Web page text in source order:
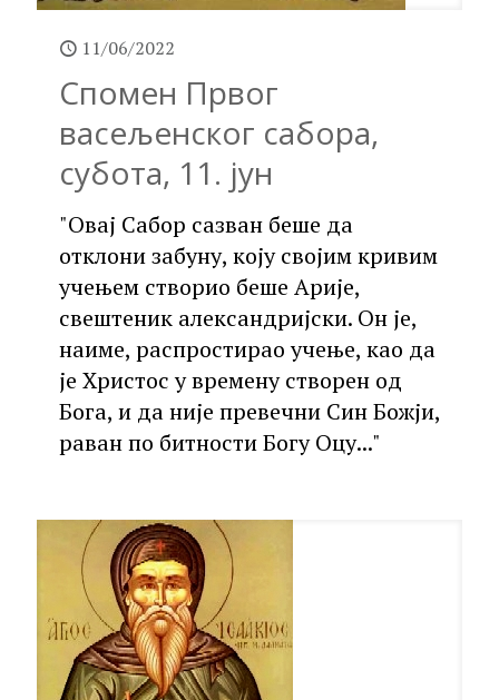
11/06/2022
Спомен Првог
васељенског сабора,
субота, 11. јун
"Овај Сабор сазван беше да
отклони забуну, коју својим кривим
учењем створио беше Арије,
свештеник александријски. Он је,
наиме, распростирао учење, као да
је Христос у времену створен од
Бога, и да није превечни Син Божји,
раван по битности Богу Оцу..."